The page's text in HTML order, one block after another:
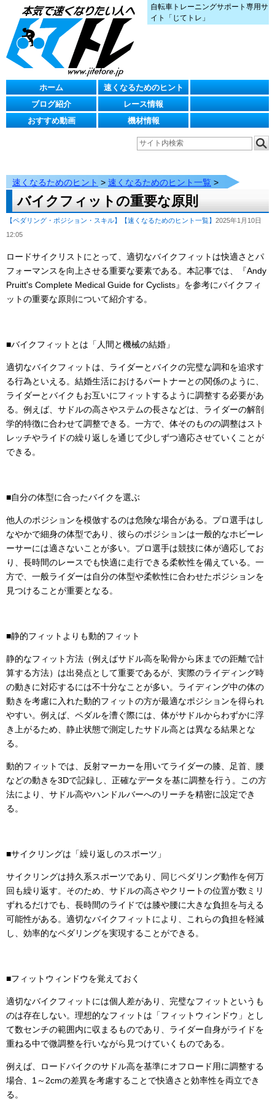
自転車トレーニングサポート専用サ
イト「じてトレ」
ホーム
速くなるためのヒント
ブログ紹介
レース情報
おすすめ動画
機材情報
速くなるためのヒント > 速くなるためのヒント一覧 >
バイクフィットの重要な原則
【ペダリング・ポジション・スキル】 【速くなるためのヒント一覧】 2025年1月10日
12:05
ロードサイクリストにとって、適切なバイクフィットは快適さとパ
フォーマンスを向上させる重要な要素である。本記事では、『Andy
Pruitt's Complete Medical Guide for Cyclists』を参考にバイクフィ
ットの重要な原則について紹介する。
■バイクフィットとは「人間と機械の結婚」
適切なバイクフィットは、ライダーとバイクの完璧な調和を追求す
る行為といえる。結婚生活におけるパートナーとの関係のように、
ライダーとバイクもお互いにフィットするように調整する必要があ
る。例えば、サドルの高さやステムの長さなどは、ライダーの解剖
学的特徴に合わせて調整できる。一方で、体そのものの調整はスト
レッチやライドの繰り返しを通じて少しずつ適応させていくことが
できる。
■自分の体型に合ったバイクを選ぶ
他人のポジションを模倣するのは危険な場合がある。プロ選手はし
なやかで細身の体型であり、彼らのポジションは一般的なホビーレ
ーサーには適さないことが多い。プロ選手は競技に体が適応してお
り、長時間のレースでも快適に走行できる柔軟性を備えている。一
方で、一般ライダーは自分の体型や柔軟性に合わせたポジションを
見つけることが重要となる。
■静的フィットよりも動的フィット
静的なフィット方法（例えばサドル高を恥骨から床までの距離で計
算する方法）は出発点として重要であるが、実際のライディング時
の動きに対応するには不十分なことが多い。ライディング中の体の
動きを考慮に入れた動的フィットの方が最適なポジションを得られ
やすい。例えば、ペダルを漕ぐ際には、体がサドルからわずかに浮
き上がるため、静止状態で測定したサドル高とは異なる結果とな
る。
動的フィットでは、反射マーカーを用いてライダーの膝、足首、腰
などの動きを3Dで記録し、正確なデータを基に調整を行う。この方
法により、サドル高やハンドルバーへのリーチを精密に設定でき
る。
■サイクリングは「繰り返しのスポーツ」
サイクリングは持久系スポーツであり、同じペダリング動作を何万
回も繰り返す。そのため、サドルの高さやクリートの位置が数ミリ
ずれるだけでも、長時間のライドでは膝や腰に大きな負担を与える
可能性がある。適切なバイクフィットにより、これらの負担を軽減
し、効率的なペダリングを実現することができる。
■フィットウィンドウを覚えておく
適切なバイクフィットには個人差があり、完璧なフィットというも
のは存在しない。理想的なフィットは「フィットウィンドウ」とし
て数センチの範囲内に収まるものであり、ライダー自身がライドを
重ねる中で微調整を行いながら見つけていくものである。
例えば、ロードバイクのサドル高を基準にオフロード用に調整する
場合、1～2cmの差異を考慮することで快適さと効率性を両立でき
る。